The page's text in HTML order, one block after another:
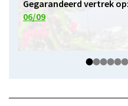
Gegarandeerd vertrek op:
06/09